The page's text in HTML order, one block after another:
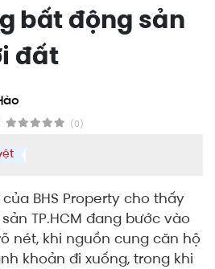
bất động sản
đất
(0)
BHS Property cho thấy
TP.HCM đang bước vào
nét, khi nguồn cung căn hộ
khoản đi xuống, trong khi